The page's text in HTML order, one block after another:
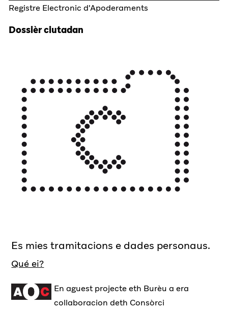
Registre Electronic d'Apoderaments
Dossièr ciutadan
Es mies tramitacions e dades personaus.
Qué ei?
En aguest projecte eth Burèu a era
collaboracion deth Consòrci